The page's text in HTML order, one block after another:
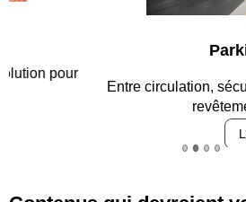
Parking et
Entre circulation, sécurisation
revêtements et